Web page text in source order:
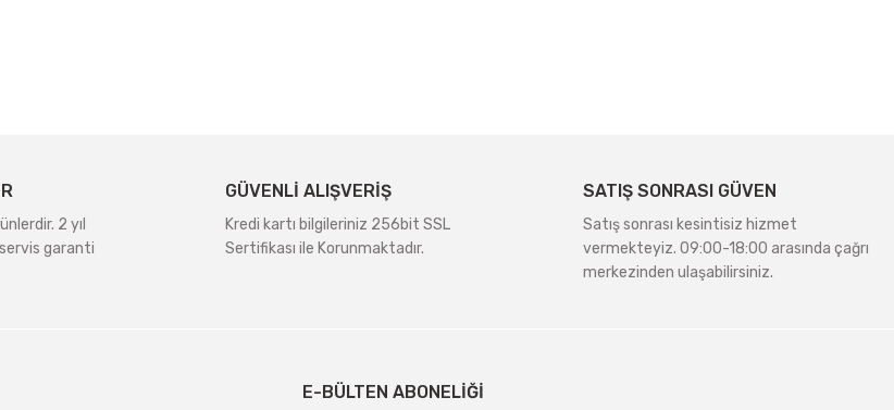
2 yıl
garanti
GÜVENLİ ALIŞVERİŞ
Kredi kartı bilgileriniz 256bit SSL
Sertifikası ile Korunmaktadır.
SATIŞ SONRASI GÜVEN
Satış sonrası kesintisiz hizmet
vermekteyiz. 09:00-18:00 arasında çağrı
merkezinden ulaşabilirsiniz.
E-BÜLTEN ABONELİĞİ